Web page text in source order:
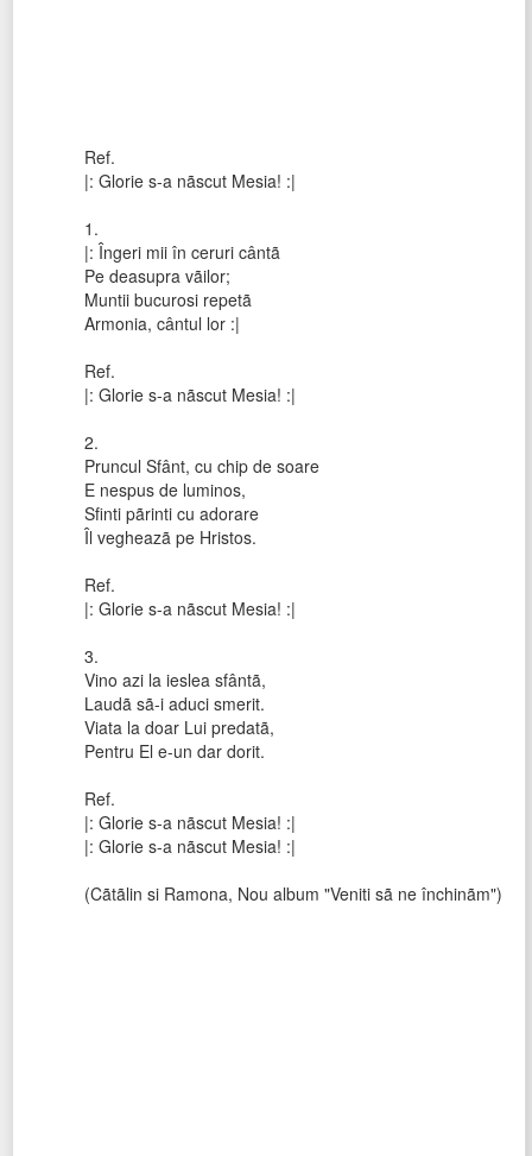
Ref.
|: Glorie s-a nãscut Mesia! :|
1.
|: Îngeri mii în ceruri cântã
Pe deasupra vãilor;
Muntii bucurosi repetã
Armonia, cântul lor :|
Ref.
|: Glorie s-a nãscut Mesia! :|
2.
Pruncul Sfânt, cu chip de soare
E nespus de luminos,
Sfinti pãrinti cu adorare
Îl vegheazã pe Hristos.
Ref.
|: Glorie s-a nãscut Mesia! :|
3.
Vino azi la ieslea sfântã,
Laudã sã-i aduci smerit.
Viata la doar Lui predatã,
Pentru El e-un dar dorit.
Ref.
|: Glorie s-a nãscut Mesia! :|
|: Glorie s-a nãscut Mesia! :|
(Cãtãlin si Ramona, Nou album "Veniti sã ne închinãm")